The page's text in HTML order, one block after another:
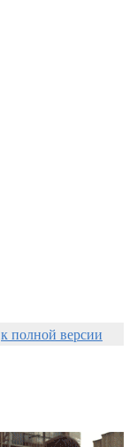
к полной версии